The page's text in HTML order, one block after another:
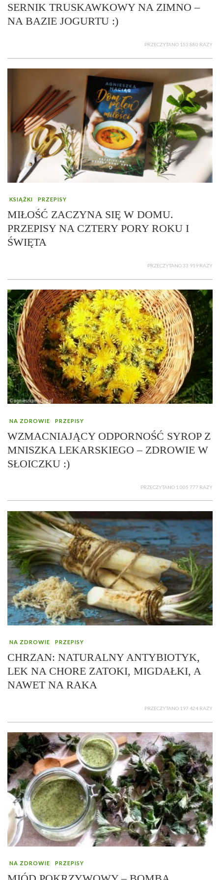
SERNIK TRUSKAWKOWY NA ZIMNO –
NA BAZIE JOGURTU :)
PRZECZYTANO 153 880 RAZY
KSIĄŻKI PRZEPISY
MIŁOŚĆ ZACZYNA SIĘ W DOMU.
PRZEPISY NA CZTERY PORY ROKU I
ŚWIĘTA
PRZECZYTANO 33 919 RAZY
NA ZDROWIE PRZEPISY
WZMACNIAJĄCY ODPORNOŚĆ SYROP Z
MNISZKA LEKARSKIEGO – ZDROWIE W
SŁOICZKU :)
PRZECZYTANO 1 005 777 RAZY
NA ZDROWIE PRZEPISY
CHRZAN: NATURALNY ANTYBIOTYK,
LEK NA CHORE ZATOKI, MIGDAŁKI, A
NAWET NA RAKA
PRZECZYTANO 197 424 RAZY
NA ZDROWIE PRZEPISY